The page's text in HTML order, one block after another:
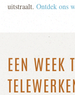
uitstraalt. Ontdek ons
EEN WEEK